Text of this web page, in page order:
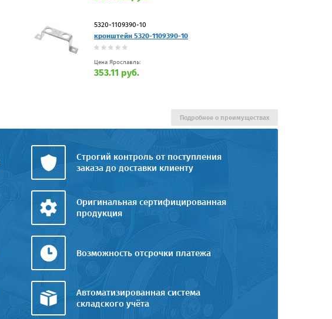
5320-1109390-10
кронштейн 5320-1109390-10
Цена Ярославль:
353.11 руб.
Строгий контроль от поступления
заказа до доставки клиенту
Оригинальная сертифицированная
продукция
Возможность отсрочки платежа
Автоматизированная система
складского учёта
Подробнее о преимуществах